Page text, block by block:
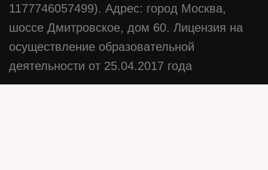
1177746057499). Адрес: город Москва,
шоссе Дмитровское, дом 60. Лицензия на
осуществление образовательной
деятельности от 25.04.2017 года